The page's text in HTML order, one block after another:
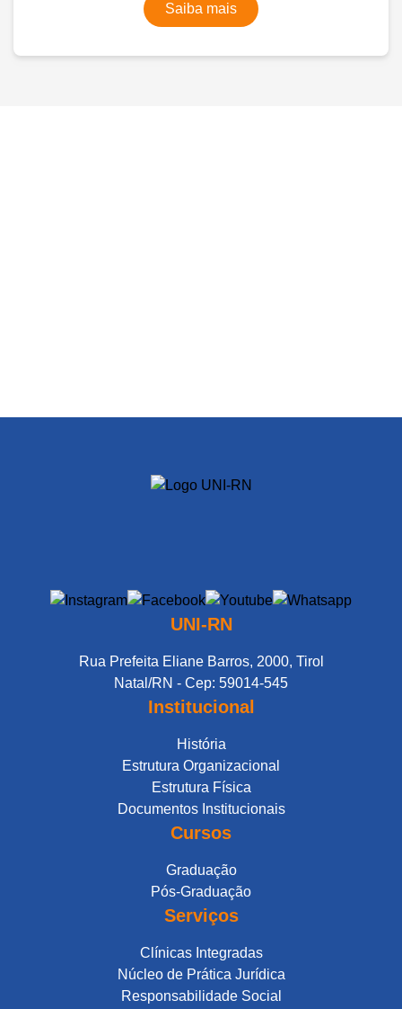
Saiba mais
UNI-RN
Rua Prefeita Eliane Barros, 2000, Tirol
Natal/RN - Cep: 59014-545
Institucional
História
Estrutura Organizacional
Estrutura Física
Documentos Institucionais
Cursos
Graduação
Pós-Graduação
Serviços
Clínicas Integradas
Núcleo de Prática Jurídica
Responsabilidade Social